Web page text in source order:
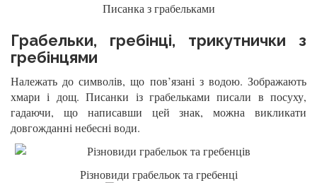
Писанка з грабельками
Грабельки, гребінці, трикутнички з
гребінцями
Належать до символів, що пов’язані з водою. Зображають
хмари і дощ. Писанки із грабельками писали в посуху,
гадаючи, що написавши цей знак, можна викликати
довгожданні небесні води.
Різновиди грабельок та гребенці